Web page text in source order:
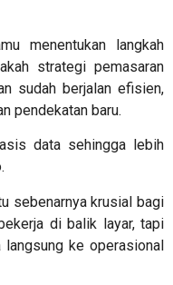
menentukan langkah
strategi pemasaran
sudah berjalan efisien,
pendekatan baru.
data sehingga lebih
sebenarnya krusial bagi
di balik layar, tapi
ke operasional